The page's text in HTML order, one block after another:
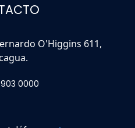
O'Higgins 611,
0000